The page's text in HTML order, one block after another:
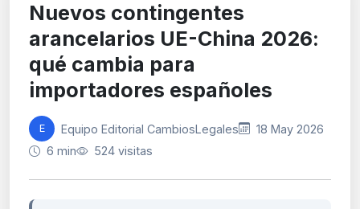
Nuevos contingentes
arancelarios UE-China 2026:
qué cambia para
importadores españoles
E Equipo Editorial CambiosLegales
18 May 2026
6 min
524 visitas